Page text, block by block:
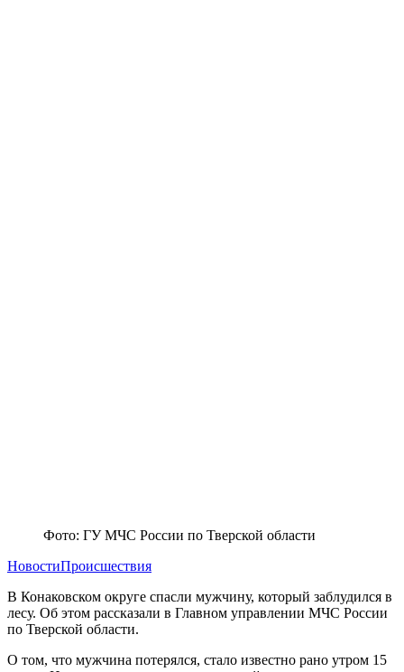
Фото: ГУ МЧС России по Тверской области
НовостиПроисшествия
В Конаковском округе спасли мужчину, который заблудился в
лесу. Об этом рассказали в Главном управлении МЧС России
по Тверской области.
О том, что мужчина потерялся, стало известно рано утром 15